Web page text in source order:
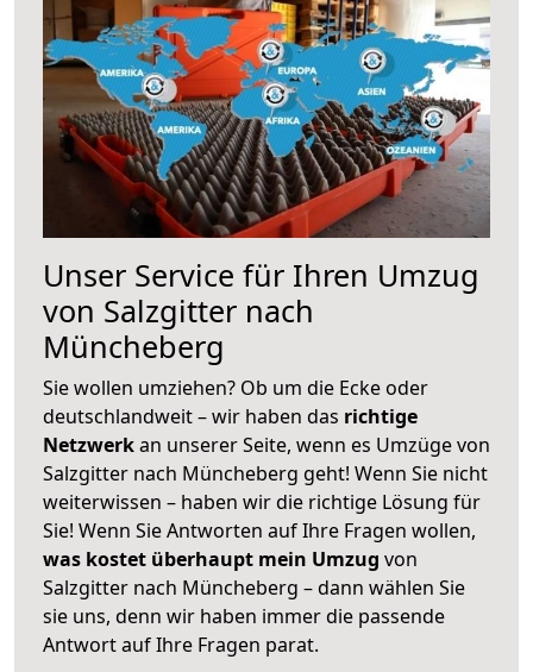
Unser Service für Ihren Umzug
von Salzgitter nach
Müncheberg
Sie wollen umziehen? Ob um die Ecke oder
deutschlandweit – wir haben das richtige
Netzwerkan unserer Seite, wenn es Umzüge von
Salzgitter nach Müncheberg geht! Wenn Sie nicht
weiterwissen – haben wir die richtige Lösung für
Sie! Wenn Sie Antworten auf Ihre Fragen wollen,
was kostet überhaupt mein Umzug von
Salzgitter nach Müncheberg – dann wählen Sie
sie uns, denn wir haben immer die passende
Antwort auf Ihre Fragen parat.